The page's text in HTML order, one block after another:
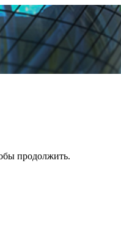
продолжить.